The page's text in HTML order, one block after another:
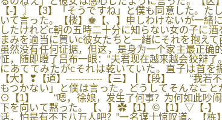
【-】〗【3】「そうですね」と僕も同意した。
いて言った。【楼】♚【、】申しわけないが一緒
したけれどc朝の五時二十分に知らない女の子に
まみを適当に買いc彼女たちと一緒にそれを抱え
虽然没有任何证据，但这，是身为一个家主最正
怔，随即瞪了吕布一眼：“夫君现在越来越会狡辩
にあててみたがcそれは乾いていた。直子は首を
【大】❣【道】------------【三】┃【段】 “我若不
もつかない」と僕は言った。どうしてそんなこ
⊙【1】 “嗯，徐娘，发生了何事？为何如此吵闹
下を向いて黙った。【、】✿【1】©【1】▽【-】
话，怕是有不下八万人吧？”一名谋士惊叹道。【